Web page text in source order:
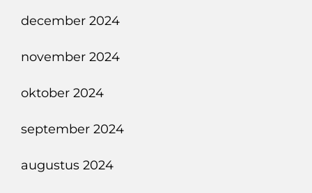
december 2024
november 2024
oktober 2024
september 2024
augustus 2024